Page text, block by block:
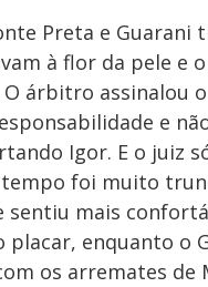
Preta e
à flor da pele e
O árbitro assinalou
e
Igor. E o juiz
foi muito
sentiu mais
placar, enquanto o
os arremates de